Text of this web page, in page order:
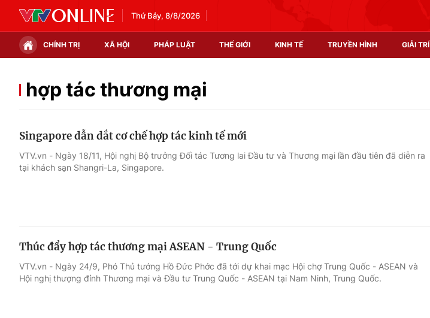
Thứ Bảy, 8/8/2026
CHÍNH TRỊ XÃ HỘI PHÁP LUẬT THẾ GIỚI KINH TẾ TRUYỀN HÌNH GIẢI TRÍ
Chính trị
Thế giới đó đây
hợp tác thương mại
Singapore dẫn dắt cơ chế hợp tác kinh tế mới
VTV.vn - Ngày 18/11, Hội nghị Bộ trưởng Đối tác Tương lai Đầu tư và Thương mại lần đầu tiên đã diễn ra
tại khách sạn Shangri-La, Singapore.
Thúc đẩy hợp tác thương mại ASEAN - Trung Quốc
VTV.vn - Ngày 24/9, Phó Thủ tướng Hồ Đức Phớc đã tới dự khai mạc Hội chợ Trung Quốc - ASEAN và
Hội nghị thượng đỉnh Thương mại và Đầu tư Trung Quốc - ASEAN tại Nam Ninh, Trung Quốc.